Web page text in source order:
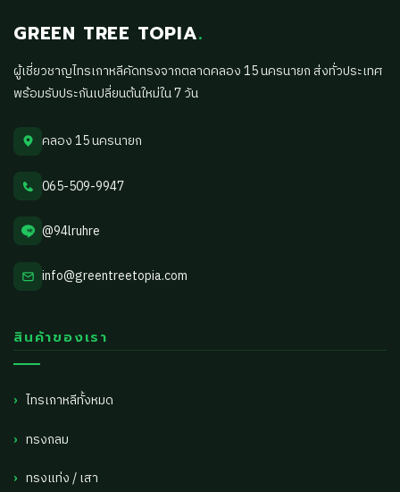
GREEN TREE TOPIA.
ผู้เชี่ยวชาญไทรเกาหลีคัดทรงจากตลาดคลอง 15 นครนายก ส่งทั่วประเทศ
พร้อมรับประกันเปลี่ยนต้นใหม่ใน 7 วัน
คลอง 15 นครนายก
065-509-9947
@94lruhre
info@greentreetopia.com
สินค้าของเรา
ไทรเกาหลีทั้งหมด
ทรงกลม
ทรงแท่ง / เสา